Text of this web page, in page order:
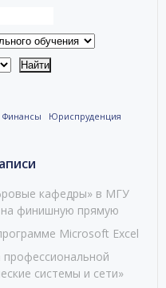
Финансы Юриспруденция
кафедры» в МГУ
финишную прямую
Microsoft Excel
системы и сети»